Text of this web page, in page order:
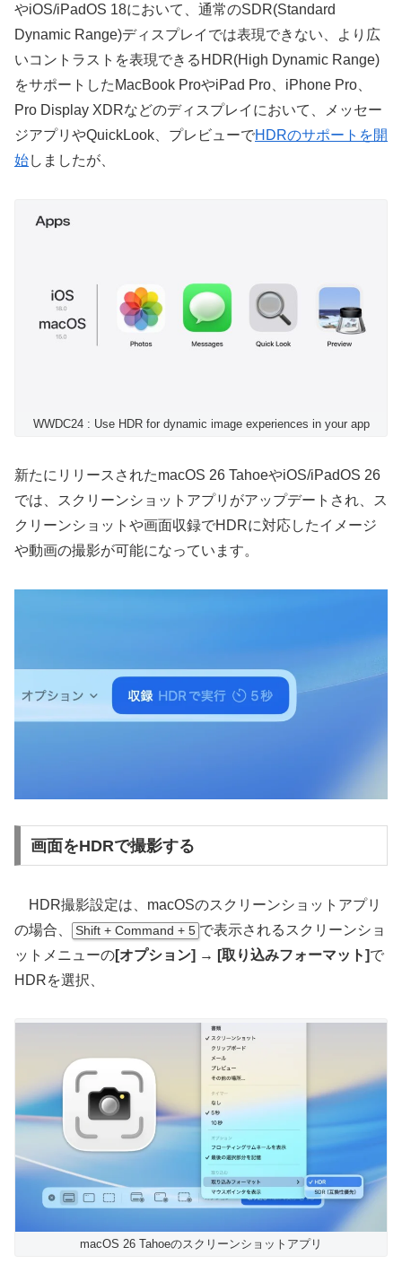
やiOS/iPadOS 18において、通常のSDR(Standard
Dynamic Range)ディスプレイでは表現できない、より広
いコントラストを表現できるHDR(High Dynamic Range)
をサポートしたMacBook ProやiPad Pro、iPhone Pro、
Pro Display XDRなどのディスプレイにおいて、メッセー
ジアプリやQuickLook、プレビューでHDRのサポートを開
始しましたが、
WWDC24 : Use HDR for dynamic image experiences in your app
新たにリリースされたmacOS 26 TahoeやiOS/iPadOS 26
では、スクリーンショットアプリがアップデートされ、ス
クリーンショットや画面収録でHDRに対応したイメージ
や動画の撮影が可能になっています。
画面をHDRで撮影する
HDR撮影設定は、macOSのスクリーンショットアプリ
の場合、
Shift + Command + 5 で表示されるスクリーンショ
ットメニューの[オプション] → [取り込みフォーマット]で
HDRを選択、
macOS 26 Tahoeのスクリーンショットアプリ